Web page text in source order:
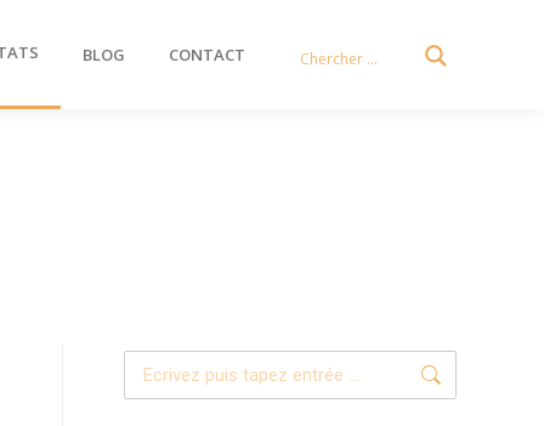
BLOG CONTACT
Recherche
: